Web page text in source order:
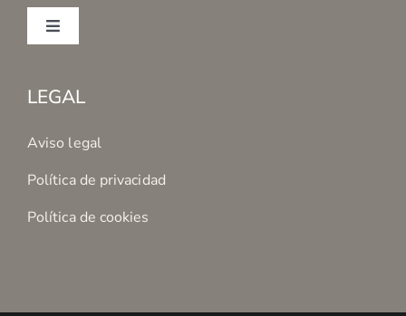
Toggle
Condiciones de Compra
Formas de Pago
LEGAL
Aviso legal
Política de privacidad
Política de cookies